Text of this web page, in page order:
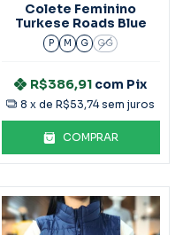
Colete Feminino
Turkese Roads Blue
P M G GG
R$386,91 com Pix
8 x deR$53,74 sem juros
COMPRAR